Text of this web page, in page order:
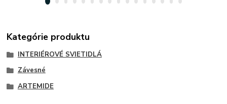
Kategórie produktu
INTERIÉROVÉ SVIETIDLÁ
Závesné
ARTEMIDE